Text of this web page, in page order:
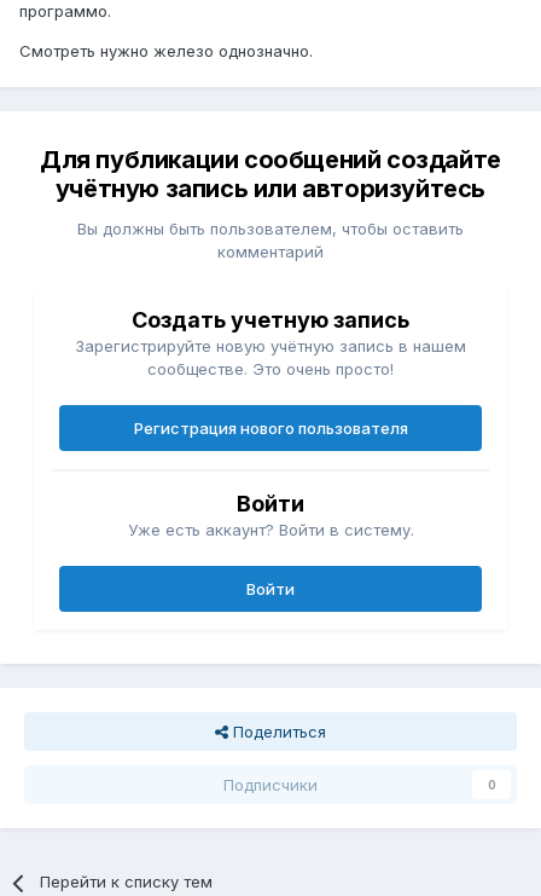
программо.
Смотреть нужно железо однозначно.
Для публикации сообщений создайте
учётную запись или авторизуйтесь
Вы должны быть пользователем, чтобы оставить
комментарий
Создать учетную запись
Зарегистрируйте новую учётную запись в нашем
сообществе. Это очень просто!
Регистрация нового пользователя
Войти
Уже есть аккаунт? Войти в систему.
Войти
Поделиться
Подписчики 0
Перейти к списку тем